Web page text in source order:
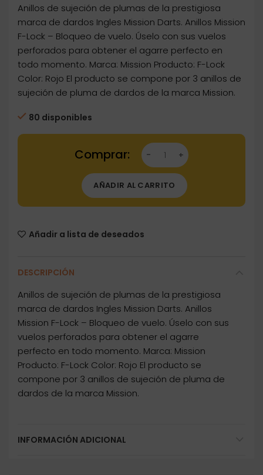
Anillos de sujeción de plumas de la prestigiosa
marca de dardos Ingles Mission Darts. Anillos Mission
F-Lock – Bloqueo de vuelo. Úselo con sus vuelos
perforados para obtener el agarre perfecto en
todo momento. Marca: Mission Producto: F-Lock
Color: Rojo El producto se compone por 3 anillos de
sujeción de pluma de dardos de la marca Mission.
80 disponibles
Dartstore Anillos Mission Darts F-Lock Rojo 3
AÑADIR AL CARRITO
Añadir a lista de deseados
DESCRIPCIÓN
Anillos de sujeción de plumas de la prestigiosa
marca de dardos Ingles Mission Darts. Anillos
Mission F-Lock – Bloqueo de vuelo. Úselo con sus
vuelos perforados para obtener el agarre
perfecto en todo momento. Marca: Mission
Producto: F-Lock Color: Rojo El producto se
compone por 3 anillos de sujeción de pluma de
dardos de la marca Mission.
INFORMACIÓN ADICIONAL